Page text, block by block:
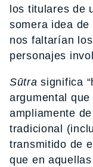
los titulares de
somera idea
nos faltarían
personajes
Sūtrasignifica
argumental
ampliamente
tradicional
transmitido de
que en